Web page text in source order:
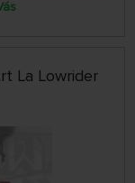
La Lowrider